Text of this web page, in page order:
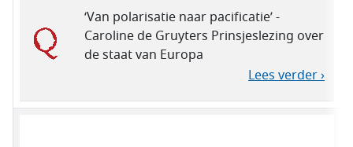
‘Van polarisatie naar pacificatie’ -
Caroline de Gruyters Prinsjeslezing over
de staat van Europa
Lees verder ›